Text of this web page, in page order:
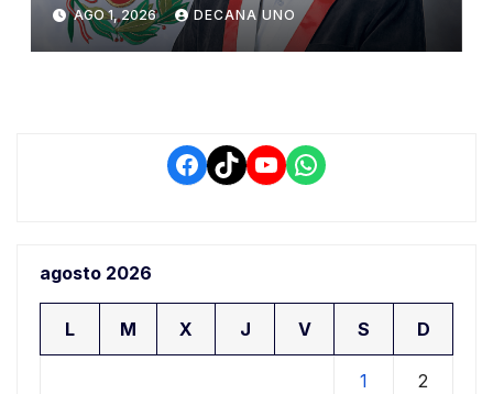
de Ollanta Humala
AGO 1, 2026 DECANA UNO
Facebook
TikTokYouTube
WhatsApp
agosto 2026
L M X J V S D
1 2